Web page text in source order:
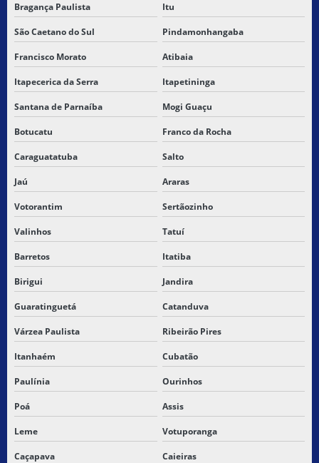
LEVANTAMENTO E TRANSPORTE DE CARGAS
LOGISTICA DE CARGAS FRACIONADAS
MELHORES TRANSPORTADORAS DE SÃO PAULO
MELHORES TRANSPORTADORAS DE SP
SERVIÇO DE COLETA E ENTREGA DE MERCADORIAS
SERVIÇO DE ENTREGA
SERVIÇO DE ENTREGA BARATO
SERVIÇO DE ENTREGA BRASIL
SERVIÇO DE ENTREGA ENTRE CIDADES
SERVIÇO DE ENTREGA PARA E COMMERCE
SERVIÇO DE ENTREGA A DOMICILIO
SERVIÇO DE ENTREGA DE ENCOMENDAS
SERVIÇO DE ENTREGA ENTRE ESTADOS
Bragança Paulista Itu
São Caetano do Sul Pindamonhangaba
Francisco Morato Atibaia
Itapecerica da Serra Itapetininga
Santana de Parnaíba Mogi Guaçu
Botucatu Franco da Rocha
Caraguatatuba Salto
Jaú Araras
Votorantim Sertãozinho
Valinhos Tatuí
Barretos Itatiba
Birigui Jandira
Guaratinguetá Catanduva
Várzea Paulista Ribeirão Pires
Itanhaém Cubatão
Paulínia Ourinhos
Poá Assis
Leme Votuporanga
Caçapava Caieiras